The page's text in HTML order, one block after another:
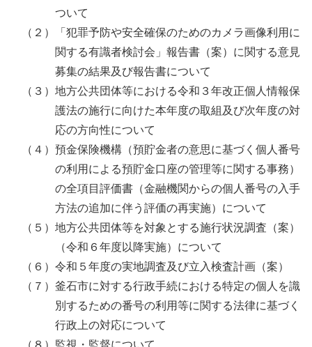
ついて
（２）「犯罪予防や安全確保のためのカメラ画像利用に
関する有識者検討会」報告書（案）に関する意見
募集の結果及び報告書について
（３）地方公共団体等における令和３年改正個人情報保
護法の施行に向けた本年度の取組及び次年度の対
応の方向性について
（４）預金保険機構（預貯金者の意思に基づく個人番号
の利用による預貯金口座の管理等に関する事務）
の全項目評価書（金融機関からの個人番号の入手
方法の追加に伴う評価の再実施）について
（５）地方公共団体等を対象とする施行状況調査（案）
（令和６年度以降実施）について
（６）令和５年度の実地調査及び立入検査計画（案）
（７）釜石市に対する行政手続における特定の個人を識
別するための番号の利用等に関する法律に基づく
行政上の対応について
（８）監視・監督について